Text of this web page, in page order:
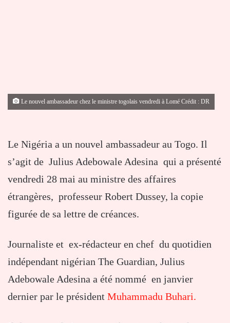
Le nouvel ambassadeur chez le ministre togolais vendredi à Lomé Crédit : DR
Le Nigéria a un nouvel ambassadeur au Togo. Il
s’agit de Julius Adebowale Adesina qui a présenté
vendredi 28 mai au ministre des affaires
étrangères, professeur Robert Dussey, la copie
figurée de sa lettre de créances.
Journaliste et ex-rédacteur en chef du quotidien
indépendant nigérian The Guardian, Julius
Adebowale Adesina a été nommé en janvier
dernier par le président Muhammadu Buhari.